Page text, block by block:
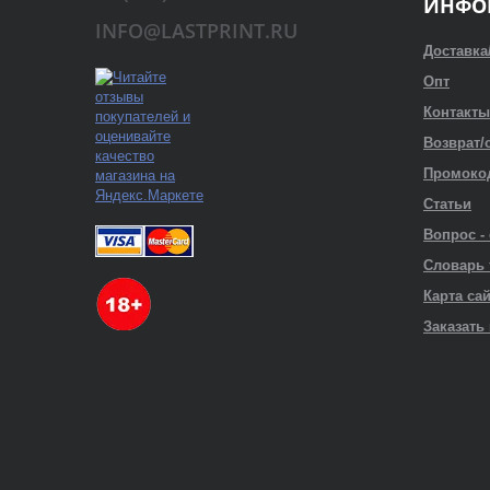
INFO@LASTPRINT.RU
Опт
Контакты
Статьи
Вопрос -
Словарь
Карта